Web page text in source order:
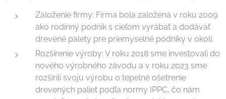
Založenie firmy: Firma bola založená v roku 2009
ako rodinný podnik s cieľom vyrábať a dodávať
drevené palety pre priemyselné podniky v okolí.
Rozšírenie výroby: V roku 2018 sme investovali do
nového výrobného závodu a v roku 2023 sme
rozšírili svoju výrobu o tepelné ošetrenie
drevených paliet podľa normy IPPC, čo nám